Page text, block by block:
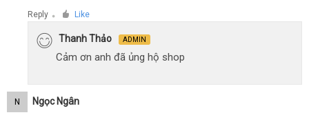
Reply ● Like
Thanh Thảo ADMIN
Cảm ơn anh đã ủng hộ shop
N Ngọc Ngân